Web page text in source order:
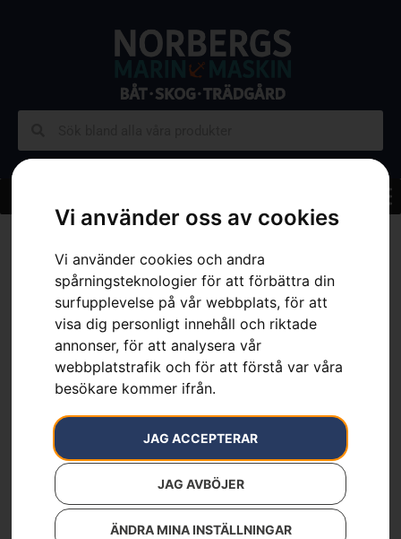
Vi använder oss av cookies
Vi använder cookies och andra
spårningsteknologier för att förbättra din
surfupplevelse på vår webbplats, för att
visa dig personligt innehåll och riktade
annonser, för att analysera vår
webbplatstrafik och för att förstå var våra
besökare kommer ifrån.
JAG ACCEPTERAR
JAG AVBÖJER
ÄNDRA MINA INSTÄLLNINGAR
Trädgårdstraktor TC 114